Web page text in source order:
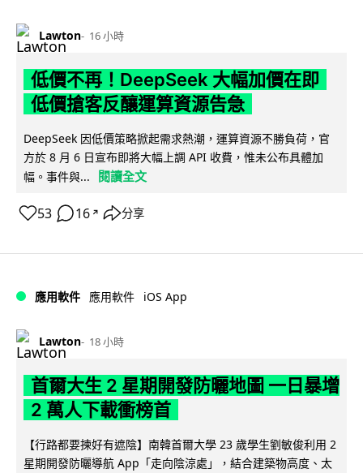
Lawton 16 小時
低價不再！DeepSeek 大幅加價在即
低價搶客反釀運算資源告急
DeepSeek 因低價策略掀起需求熱潮，運算資源不勝負荷，官
方於 8 月 6 日宣布即將大幅上調 API 收費，惟未公布具體加
幅。事件與...
閱讀全文
53 16 ↗ 分享
應用軟件 應用軟件 iOS App
Lawton 18 小時
首爾大生 2 星期開發防曬地圖 一日暴增
2 萬人下載衝榜首
【行路都要揀好有遮陰】南韓首爾大學 23 歲學生劉敏俊利用 2
星期開發防曬導航 App「走向陰涼處」，結合建築物高度、太